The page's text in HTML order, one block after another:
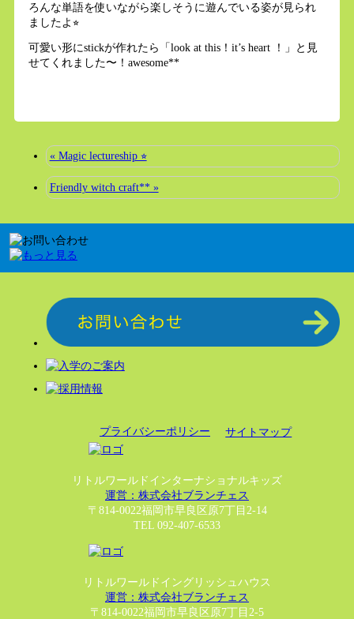
ろんな単語を使いながら楽しそうに遊んでいる姿が見られ
ましたよ⭐︎
可愛い形にstickが作れたら「look at this！it’s heart ！」と見
せてくれました〜！awesome**
« Magic lectureship ⭐︎
Friendly witch craft** »
プライバシーポリシー サイトマップ
リトルワールドインターナショナルキッズ
運営：株式会社ブランチェス
〒814-0022福岡市早良区原7丁目2-14
TEL 092-407-6533
リトルワールドイングリッシュハウス
運営：株式会社ブランチェス
〒814-0022福岡市早良区原7丁目2-5